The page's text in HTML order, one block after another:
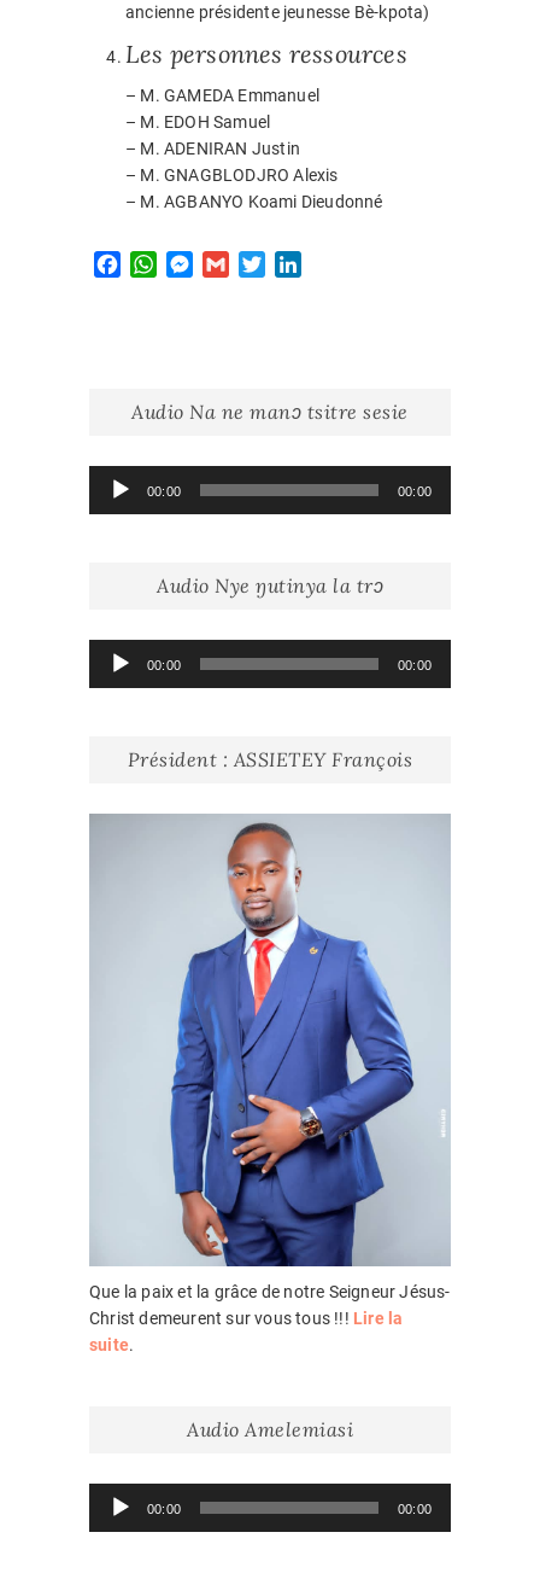
ancienne présidente jeunesse Bè-kpota)
Les personnes ressources
– M. GAMEDA Emmanuel
– M. EDOH Samuel
– M. ADENIRAN Justin
– M. GNAGBLODJRO Alexis
– M. AGBANYO Koami Dieudonné
o
W
p
M
g
G
r
Audio Na ne manɔ tsitre sesie
Lecteur
audio
00:00 00:00
Audio Nye ŋutinya la trɔ
Lecteur
audio
00:00 00:00
Président : ASSIETEY François
Que la paix et la grâce de notre Seigneur Jésus-
Christ demeurent sur vous tous !!! Lire la
suite.
Audio Amelemiasi
Lecteur
audio
00:00 00:00